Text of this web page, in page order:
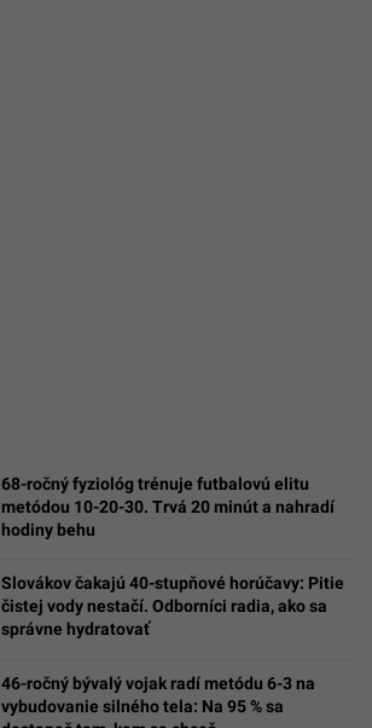
68-ročný fyziológ trénuje futbalovú elitu
metódou 10-20-30. Trvá 20 minút a nahradí
hodiny behu
Slovákov čakajú 40-stupňové horúčavy: Pitie
čistej vody nestačí. Odborníci radia, ako sa
správne hydratovať
46-ročný bývalý vojak radí metódu 6-3 na
vybudovanie silného tela: Na 95 % sa